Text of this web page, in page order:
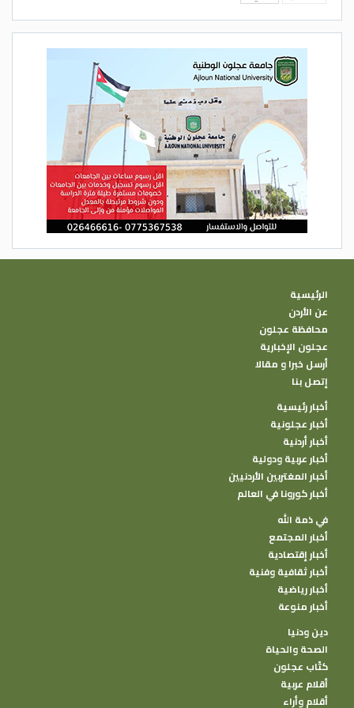
الرئيسية
عن الأردن
محافظة عجلون
عجلون الإخبارية
أرسل خبرا و مقالا
إتصل بنا
أخبار رئيسية
أخبار عجلونية
أخبار أردنية
أخبار عربية ودولية
أخبار المغتربين الأردنيين
أخبار كورونا في العالم
في ذمة الله
أخبار المجتمع
أخبار إقتصادية
أخبار ثقافية وفنية
أخبار رياضية
أخبار منوعة
دين ودنيا
الصحة والحياة
كتًاب عجلون
أقلام عربية
أقلام وأراء